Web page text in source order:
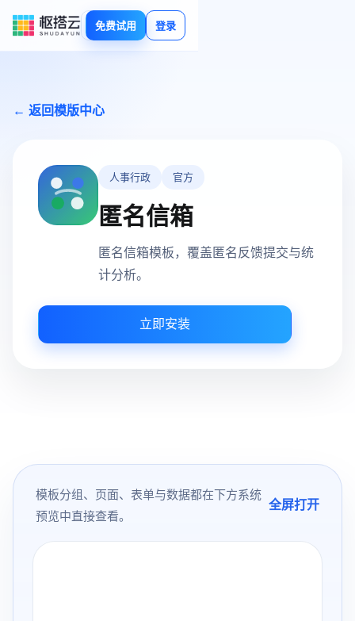
免费试用 登录
← 返回模版中心
人事行政 官方
匿名信箱
匿名信箱模板，覆盖匿名反馈提交与统
计分析。
立即安装
模板分组、页面、表单与数据都在下方系统
预览中直接查看。
全屏打开